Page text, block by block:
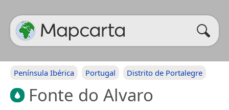
Península Ibérica Portugal Distrito de Portalegre
Fonte do Alvaro